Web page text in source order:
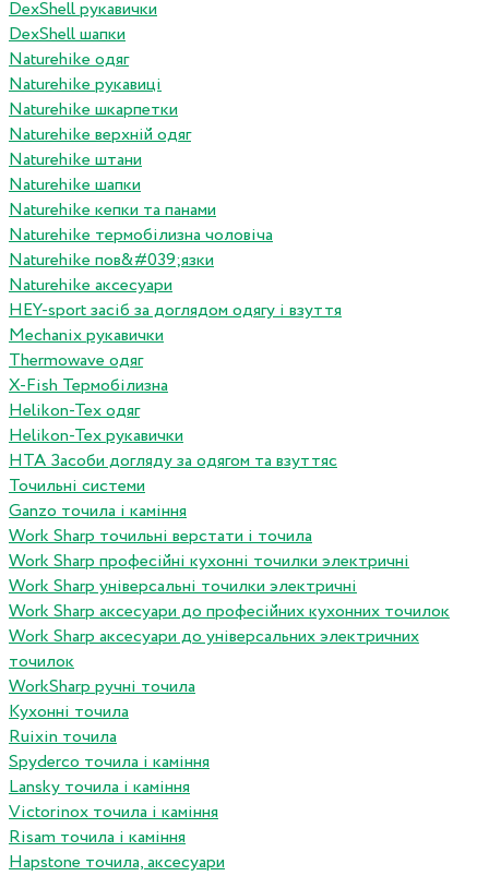
DexShell рукавички
DexShell шапки
Naturehike одяг
Naturehike рукавиці
Naturehike шкарпетки
Naturehike верхній одяг
Naturehike штани
Naturehike шапки
Naturehike кепки та панами
Naturehike термобілизна чоловіча
Naturehike пов&#039;язки
Naturehike аксесуари
HEY-sport засіб за доглядом одягу і взуття
Mechanix рукавички
Thermowave одяг
X-Fish Термобілизна
Helikon-Tex одяг
Helikon-Tex рукавички
HTA Засоби догляду за одягом та взуттяс
Точильні системи
Ganzo точила і каміння
Work Sharp точильні верстати і точила
Work Sharp професiйнi кухоннi точилки электричнi
Work Sharp унiверсальнi точилки электричнi
Work Sharp аксесуари до професiйних кухонних точилок
Work Sharp аксесуари до унiверсальних электричних
точилок
WorkSharp ручні точила
Кухонні точила
Ruixin точила
Spyderco точила і каміння
Lansky точила і каміння
Victorinox точила і каміння
Risam точила і каміння
Hapstone точила, аксесуари